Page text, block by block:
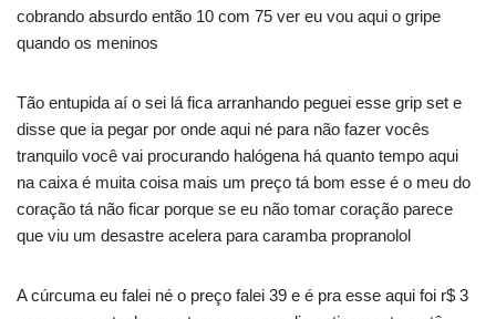
cobrando absurdo então 10 com 75 ver eu vou aqui o gripe
quando os meninos
Tão entupida aí o sei lá fica arranhando peguei esse grip set e
disse que ia pegar por onde aqui né para não fazer vocês
tranquilo você vai procurando halógena há quanto tempo aqui
na caixa é muita coisa mais um preço tá bom esse é o meu do
coração tá não ficar porque se eu não tomar coração parece
que viu um desastre acelera para caramba propranolol
A cúrcuma eu falei né o preço falei 39 e é pra esse aqui foi r$ 3